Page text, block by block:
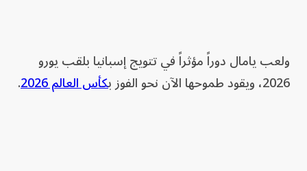
ولعب يامال دوراً مؤثراً في تتويج إسبانيا بلقب يورو
2026، ويقود طموحها الآن نحو الفوز ب
كأس العالم 2026 .